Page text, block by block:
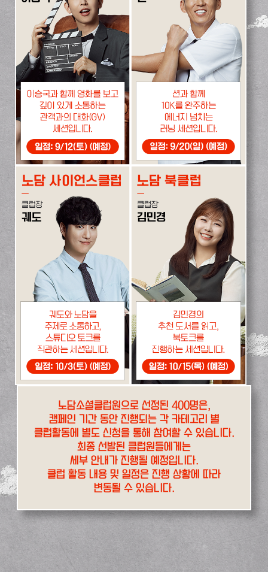
노담소셜클럽원으로 선정된 400명은,
캠페인 기간 동안 진행되는 각 카테고리 별
클럽활동에 별도 신청을 통해 참여할 수 있습니다.
최종 선발된 클럽원들에게는
세부 안내가 진행될 예정입니다.
클럽 활동 내용 및 일정은 진행 상황에 따라
변동될 수 있습니다.